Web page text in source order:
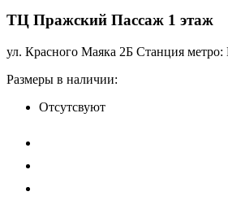
ТЦ Пражский Пассаж 1 этаж
ул. Красного Маяка 2Б Станция метро:
Размеры в наличии:
Отсутсвуют